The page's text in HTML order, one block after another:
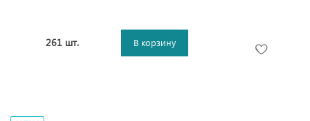
261 шт. В корзину